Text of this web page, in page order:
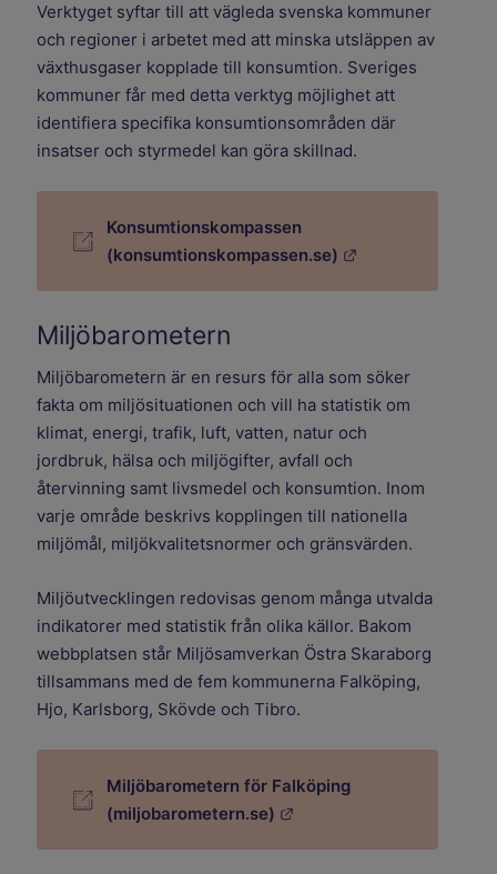
Verktyget syftar till att vägleda svenska kommuner
och regioner i arbetet med att minska utsläppen av
växthusgaser kopplade till konsumtion. Sveriges
kommuner får med detta verktyg möjlighet att
identifiera specifika konsumtionsområden där
insatser och styrmedel kan göra skillnad.
Konsumtionskompassen
(konsumtionskompassen.se)
Miljöbarometern
Miljöbarometern är en resurs för alla som söker
fakta om miljösituationen och vill ha statistik om
klimat, energi, trafik, luft, vatten, natur och
jordbruk, hälsa och miljögifter, avfall och
återvinning samt livsmedel och konsumtion. Inom
varje område beskrivs kopplingen till nationella
miljömål, miljökvalitetsnormer och gränsvärden.
Miljöutvecklingen redovisas genom många utvalda
indikatorer med statistik från olika källor. Bakom
webbplatsen står Miljösamverkan Östra Skaraborg
tillsammans med de fem kommunerna Falköping,
Hjo, Karlsborg, Skövde och Tibro.
Miljöbarometern för Falköping
(miljobarometern.se)